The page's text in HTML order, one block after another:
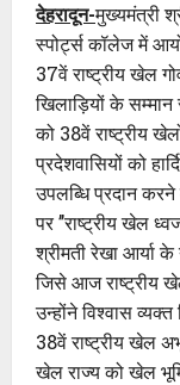
देहरादून-मुख्यमंत्री
स्पोर्ट्स कॉलेज में
37वें राष्ट्रीय खेल
खिलाड़ियों के
को 38वें राष्ट्रीय
प्रदेशवासियों को
उपलब्धि प्रदान
पर ’’राष्ट्रीय खेल
श्रीमती रेखा आर्या
जिसे आज राष्ट्रीय
उन्होंने विश्वास
38वें राष्ट्रीय खेल
खेल राज्य को खेल